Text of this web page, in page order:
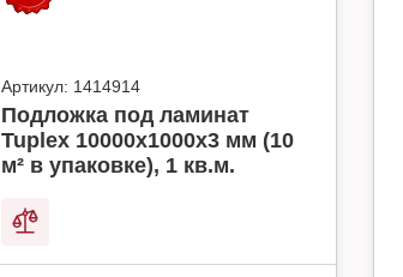
Артикул: 1414914
Подложка под ламинат
Tuplex 10000x1000x3 мм (10
м² в упаковке), 1 кв.м.